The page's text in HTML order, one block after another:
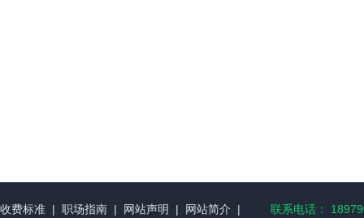
收费标准 | 职场指南 | 网站声明 | 网站简介 |
联系电话：